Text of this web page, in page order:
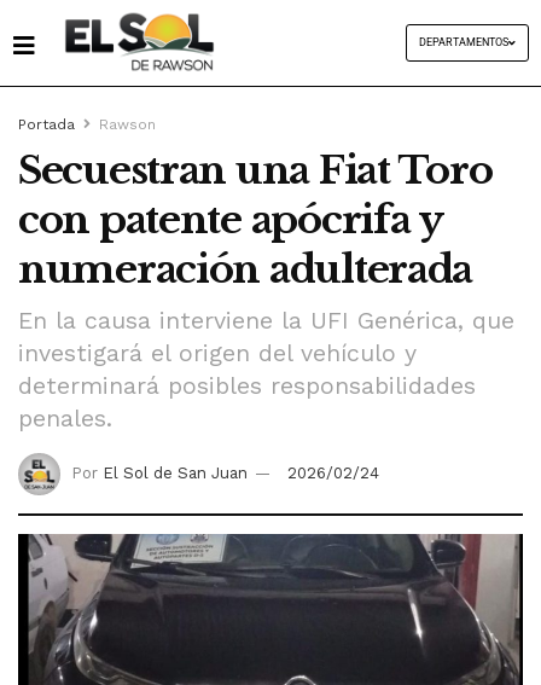
DEPARTAMENTOS
Portada Rawson
Secuestran una Fiat Toro
con patente apócrifa y
numeración adulterada
En la causa interviene la UFI Genérica, que
investigará el origen del vehículo y
determinará posibles responsabilidades
penales.
Por El Sol de San Juan 2026/02/24